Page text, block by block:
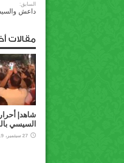
السابق:
داعش
مقالات
شاهد|
السيسي
27 سبتمبر، 2019